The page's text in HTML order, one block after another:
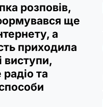
розповів,
ще
а
приходила
виступи,
та